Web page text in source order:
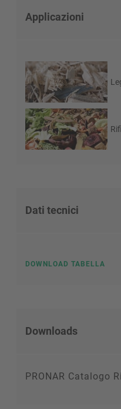
Applicazioni
Dati tecnici
DOWNLOAD TABELLA
Downloads
PRONAR Catalogo